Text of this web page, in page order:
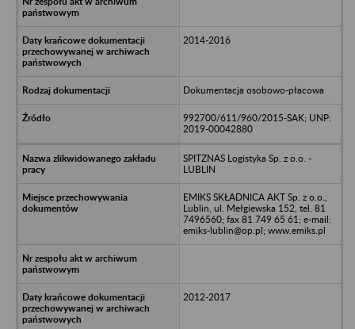
2014-2016
Dokumentacja osobowo-płacowa
992700/611/960/2015-SAK; UNP:
2019-00042880
SPITZNAS Logistyka Sp. z o.o. -
LUBLIN
EMIKS SKŁADNICA AKT Sp. z o.o.,
Lublin, ul. Mełgiewska 152, tel. 81
7496560; fax 81 749 65 61; e-mail:
emiks-lublin@op.pl; www.emiks.pl
2012-2017